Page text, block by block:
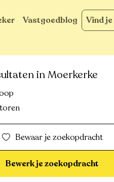
Vastgoedblog Vind
in Moerkerke
Bewaar je zoekopdracht
Bewerk je zoekopdracht